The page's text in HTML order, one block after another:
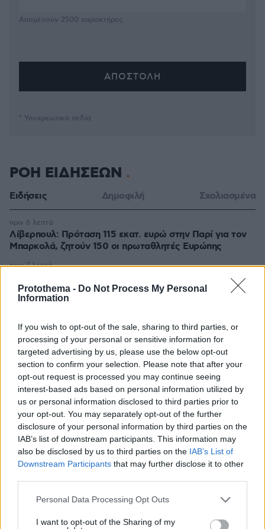
Protothema - Do Not Process My Personal
Information
If you wish to opt-out of the sale, sharing to third parties, or
processing of your personal or sensitive information for
targeted advertising by us, please use the below opt-out
section to confirm your selection. Please note that after your
opt-out request is processed you may continue seeing
interest-based ads based on personal information utilized by
us or personal information disclosed to third parties prior to
your opt-out. You may separately opt-out of the further
disclosure of your personal information by third parties on the
IAB’s list of downstream participants. This information may
also be disclosed by us to third parties on the IAB’s List of
Downstream Participants that may further disclose it to other
Please note that this website/app uses one or more Google
not limited to your visit or usage behaviour. You may click to
Personal Data Processing Opt Outs
I want to opt-out of the Sharing of my
Απομένουν 2500 χαρακτήρες
* Υποχρεωτικά πεδία
ΡΟΗ ΕΙΔΗΣΕΩΝ
Ειδήσεις Δημοφιλή Σχολιασμένα
Λίβερπουλ: Πρόταση 115 εκατ. ευρώ στην Παρί για τον
Μπαρκολά, ζητούν 150 οι πρωταθλητές Ευρώπης
πριν 6 λεπτά
μοιραζόμαστε με ξένους
πριν 7 λεπτά
αίθουσας χορού του Τραμπ στον Λευκό Οίκο
Νηστεία Δεκαπενταύγουστου: 20 μελωμένα φαγητά
κατσαρόλας
πριν 14 λεπτά
Ο ΣΚΑΪ έλυσε τη συνεργασία του με τον διευθύνοντα
σύμβουλο, Γρηγόρη Δημητριάδη, δείτε την επίσημη
ανακοίνωση
πριν 16 λεπτά
«Πέρασα 4 υπέροχα χρόνια, φεύγω με βαθιά αγάπη για
την Ελλάδα»: Ο Νόαμ Κατζ αποχωρεί από πρέσβης στην
Αθήνα
πριν 18 λεπτά
εβδομαδιαία κέρδη 1,8%, πού βρήκε στηρίγματα
πριν 19 λεπτά